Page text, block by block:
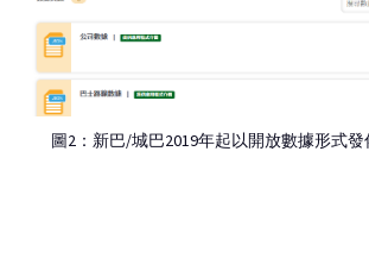
圖2：新巴/城巴2019年起以開放數據形式